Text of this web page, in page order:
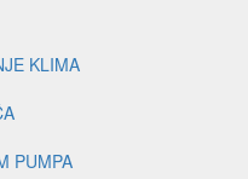
KLIMA
PUMPA